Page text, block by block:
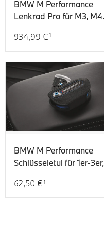
BMW M Performance
Lenkrad Pro für M3, M4
Aktueller Preis: 934,99 €
934,99 € 1
BMW M Performance
Schlüsseletui für 1er-3er,
Aktueller Preis: 62,50 €
62,50 € 1